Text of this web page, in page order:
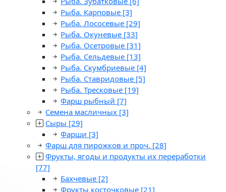
Рыба. Карповые [3]
Рыба. Лососевые [29]
Рыба. Окуневые [33]
Рыба. Осетровые [31]
Рыба. Сельдевые [13]
Рыба. Скумбриевые [4]
Рыба. Ставридовые [5]
Рыба. Тресковые [19]
Фарш рыбный [7]
Семена масличных [3]
Сыры [29]
Фарши [3]
Фарш для пирожков и проч. [28]
Фрукты, ягоды и продукты их переработки
[77]
Бахчевые [2]
Фрукты косточковые [21]